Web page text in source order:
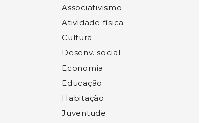
Associativismo
Atividade física
Cultura
Desenv. social
Economia
Educação
Habitação
Juventude